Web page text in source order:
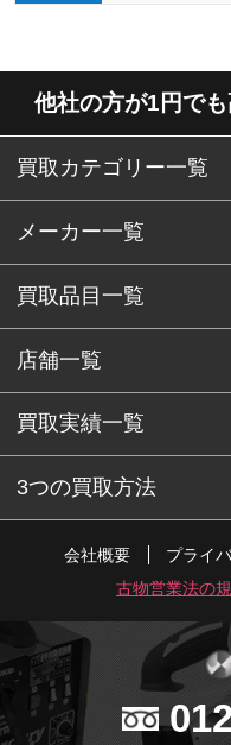
他社の方が1円で
買取カテゴリー一覧
メーカー一覧
買取品目一覧
店舗一覧
買取実績一覧
3つの買取方法
会社概要 プライ
古物営業法の